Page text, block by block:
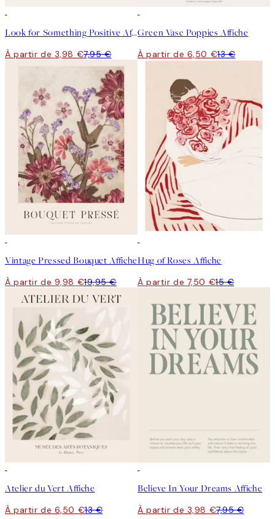
Look for Something Positive Affiche
À partir de 3,98 €7,95 €
Green Vase Poppies Affiche
À partir de 6,50 €13 €
Vintage Pressed Bouquet Affiche
À partir de 9,98 €19,95 €
Hug of Roses Affiche
À partir de 7,50 €15 €
Atelier du Vert Affiche
À partir de 6,50 €13 €
Believe In Your Dreams Affiche
À partir de 3,98 €7,95 €